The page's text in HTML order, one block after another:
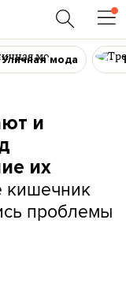
Уличная мода
и
их
кишечник
проблемы